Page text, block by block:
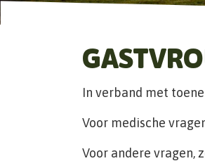
In verband met
Voor medische
Voor andere vragen,